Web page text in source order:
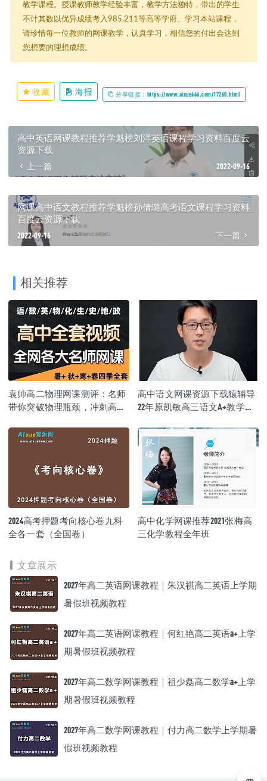
教学课程。授课教师教学经验丰富，教学方法独特，带出的学生
不计其数以优异成绩考入985,211等高等学府。学习本站课程，
请珍惜每一位教师的网课教学，认真学习，相信您的付出会达到
您想要的理想成绩。
收藏 海报 分享链接：https://www.aixue666.com/17260.html
高中英语网课教程推荐学魁榜刘洋英语课程学习资料百度云
资源下载
上一篇 2022-09-16
网课高中语文教程推荐学魁榜孙倩璐高考语文课程学习资料
百度云资源下载
2022-09-16 下一篇
相关推荐
袁帅高二物理网课测评：名师
带你突破物理瓶颈，冲刺高考
高中语文网课资源下载猿辅导
22年原凯敏高三语文A+教学课
2024高考押题考向核心卷九科
全各一套（全国卷）
高中化学网课推荐2021张梅高
三化学教程全年班
文章展示
2027年高二英语网课教程｜朱汉祺高二英语上学期
暑假班视频教程
2027年高二英语网课教程｜何红艳高二英语a+上学
期暑假班视频教程
2027年高二数学网课教程｜祖少磊高二数学a+上学
期暑假班视频教程
2027年高二数学网课教程｜付力高二数学上学期暑
假班视频教程